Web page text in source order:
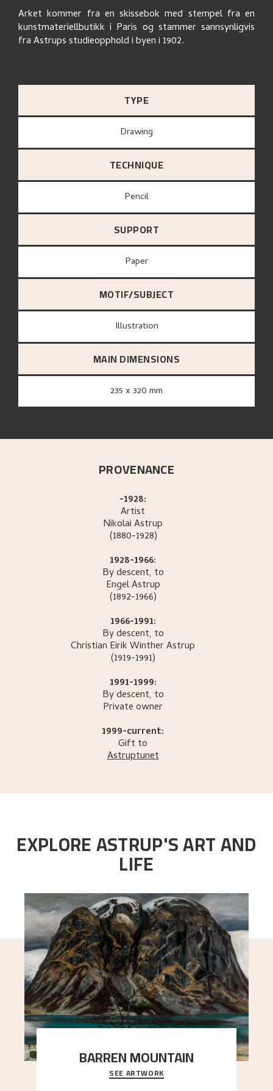
TYPE
Drawing
TECHNIQUE
Pencil
SUPPORT
paper
MOTIF/SUBJECT
Illustration
Arket kommer fra en skissebok med stempel fra en
kunstmateriellbutikk i Paris og stammer sannsynligvis
fra Astrups studieopphold i byen i 1902.
MAIN DIMENSIONS
235 x 320 mm
PROVENANCE
-1928:
Artist
NikolaiAstrup
(1880-1928)
1928-1966:
By descent, to
EngelAstrup
(1892-1966)
1966-1991:
By descent, to
Christian Eirik WintherAstrup
(1919-1991)
1991-1999:
By descent, to
Private owner
1999-current:
Gift to
Astruptunet
EXPLORE ASTRUP'S ART AND
LIFE
BARREN MOUNTAIN
A looming mountain dominates the picture plane
here, and stands in stark contrast to the slende
SEE ARTWORK